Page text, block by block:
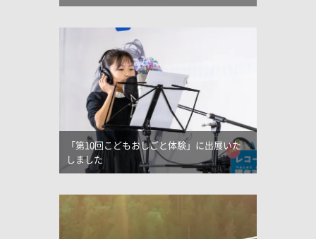
「第10回こどもおしごと体験」に出展いた
しました